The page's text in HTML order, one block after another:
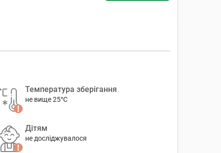
Температура зберігання
не вище 25°C
Дітям
не досліджувалося